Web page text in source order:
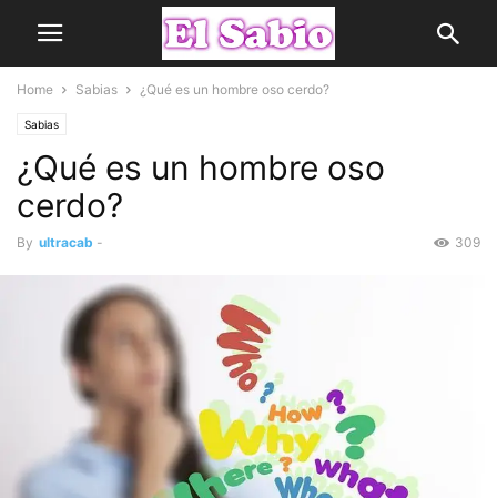
Home Sabias ¿Qué es un hombre oso cerdo?
Sabias
¿Qué es un hombre oso
cerdo?
By ultracab - 309